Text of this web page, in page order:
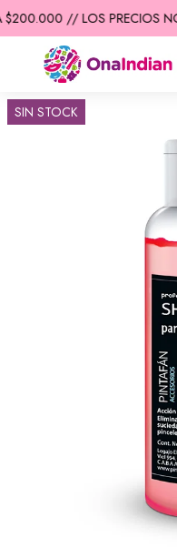
// LOS PRECIOS
SIN STOCK